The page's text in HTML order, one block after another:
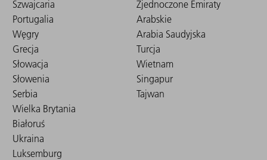
Szwajcaria
Portugalia
Węgry
Grecja
Słowacja
Słowenia
Serbia
Wielka Brytania
Białoruś
Ukraina
Luksemburg
Zjednoczone Emiraty
Arabskie
Arabia Saudyjska
Turcja
Wietnam
Singapur
Tajwan